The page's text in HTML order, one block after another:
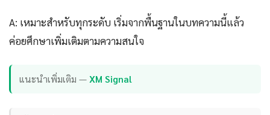
A: เหมาะสำหรับทุกระดับ เริ่มจากพื้นฐานในบทความนี้แล้ว
ค่อยศึกษาเพิ่มเติมตามความสนใจ
แนะนำเพิ่มเติม —XM Signal